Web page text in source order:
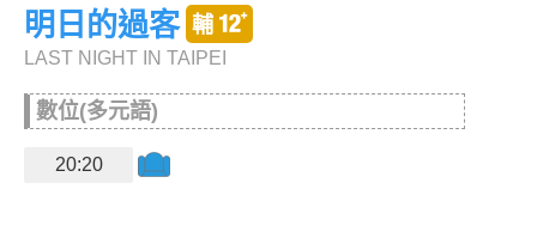
明日的過客
LAST NIGHT IN TAIPEI
數位(多元語)
20:20